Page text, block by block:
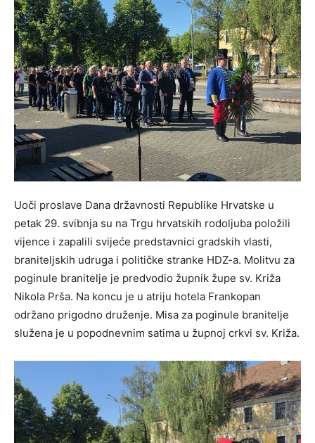
Uoči proslave Dana državnosti Republike Hrvatske u
petak 29. svibnja su na Trgu hrvatskih rodoljuba položili
vijence i zapalili svijeće predstavnici gradskih vlasti,
braniteljskih udruga i političke stranke HDZ-a. Molitvu za
poginule branitelje je predvodio župnik župe sv. Križa
Nikola Prša. Na koncu je u atriju hotela Frankopan
održano prigodno druženje. Misa za poginule branitelje
služena je u popodnevnim satima u župnoj crkvi sv. Križa.